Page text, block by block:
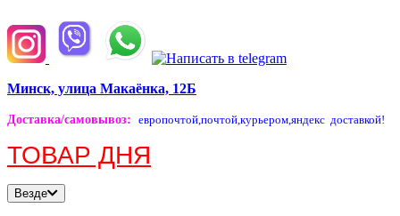
Минск, улица Макаёнка, 12Б
Доставка/самовывоз: европочтой,почтой,курьером,яндекс доставкой!
ТОВАР ДНЯ
Везде